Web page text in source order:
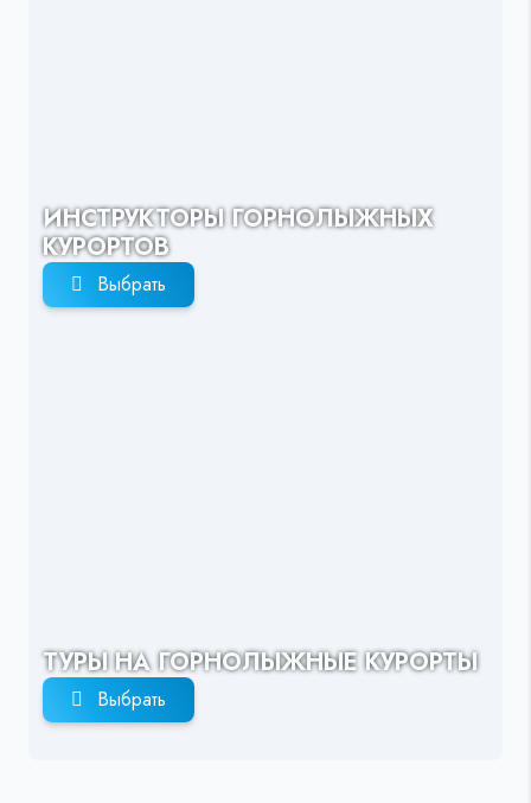
ИНСТРУКТОРЫ ГОРНОЛЫЖНЫХ
КУРОРТОВ
Выбрать
ТУРЫ НА ГОРНОЛЫЖНЫЕ КУРОРТЫ
Выбрать